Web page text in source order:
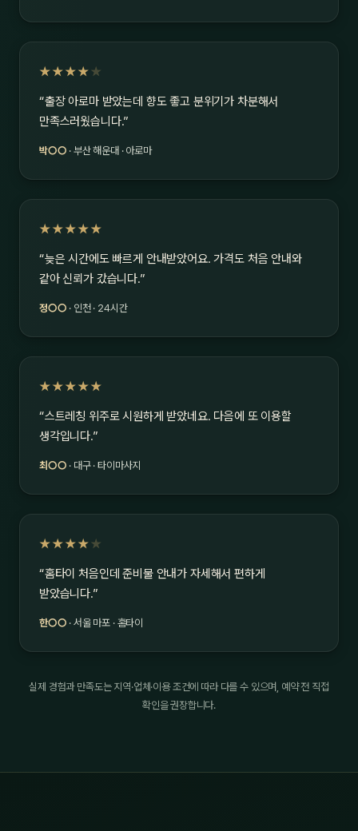
★★★★ ★
“출장 아로마 받았는데 향도 좋고 분위기가 차분해서
만족스러웠습니다.”
박○○ · 부산 해운대 · 아로마
★★★★★
“늦은 시간에도 빠르게 안내받았어요. 가격도 처음 안내와
같아 신뢰가 갔습니다.”
정○○ · 인천 · 24시간
★★★★★
“스트레칭 위주로 시원하게 받았네요. 다음에 또 이용할
생각입니다.”
최○○ · 대구 · 타이마사지
★★★★ ★
“홈타이 처음인데 준비물 안내가 자세해서 편하게
받았습니다.”
한○○ · 서울 마포 · 홈타이
실제 경험과 만족도는 지역·업체·이용 조건에 따라 다를 수 있으며, 예약 전 직접
확인을 권장합니다.